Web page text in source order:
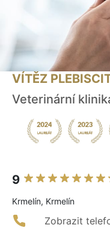
VÍTĚZ
Veterinární
9
Krmelín, Krmelín
Zobrazit